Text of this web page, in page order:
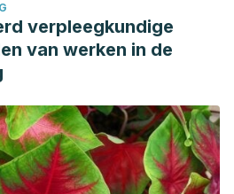
2018 Dec 15];8(12):1458–65.
pubmed/27047060
[Internet]. Vol. 595, Advances in
and Biology. Boston, MA: Springer
15]. p. 105–25. Available from:
pubmed/17569207
verpleegkundige
van werken in de